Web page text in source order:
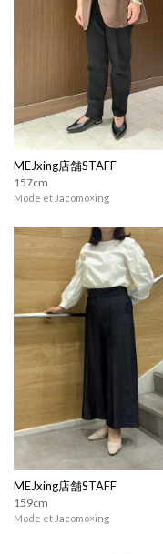
MEJxing店舗STAFF
157cm
Mode et Jacomo×ing
MEJxing店舗STAFF
159cm
Mode et Jacomo×ing